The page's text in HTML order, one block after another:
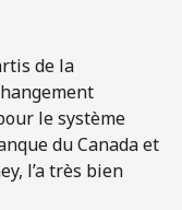
de la
le système
du Canada et
l’a très bien